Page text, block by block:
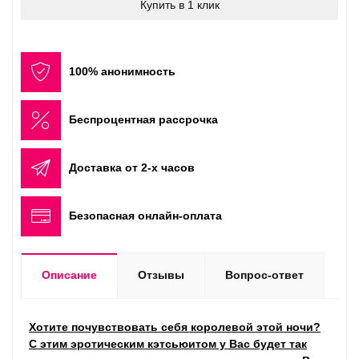
Купить в 1 клик
100% анонимность
Беспроцентная рассрочка
Доставка от 2-х часов
Безопасная онлайн-оплата
Описание Отзывы Вопрос-ответ
Хотите почувствовать себя королевой этой ночи?
С этим эротическим кэтсьюитом у Вас будет так